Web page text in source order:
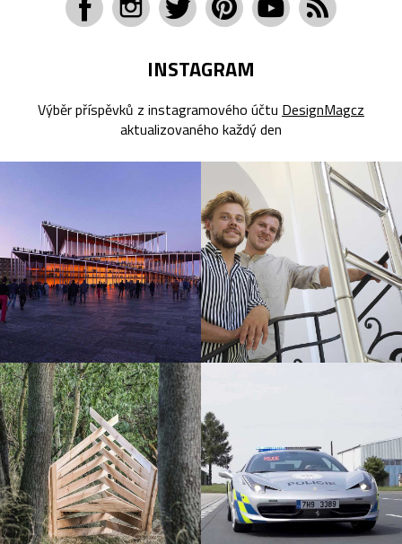
INSTAGRAM
Výběr příspěvků z instagramového účtu DesignMagcz
aktualizovaného každý den